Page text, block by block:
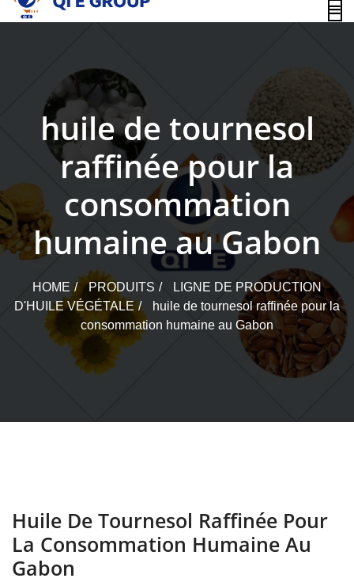
content
huile de tournesol
raffinée pour la
consommation
humaine au Gabon
HOME PRODUITS
LIGNE DE PRODUCTION
D'HUILE VÉGÉTALE
huile de tournesol raffinée pour la
consommation humaine au Gabon
Huile De Tournesol Raffinée Pour
La Consommation Humaine Au
Gabon